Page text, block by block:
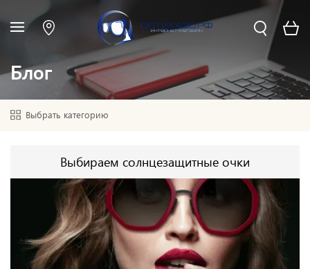
Блог
Выбрать категорию
Выбираем солнцезащитные очки